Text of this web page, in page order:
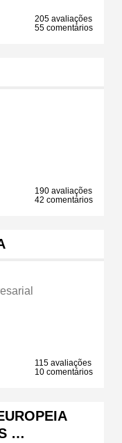
205 avaliações
55 comentários
190 avaliações
42 comentários
115 avaliações
10 comentários
…